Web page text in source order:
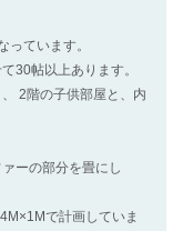
っています。
30帖以上あります。
2階の子供部屋と、内
ーの部分を畳にし
で計画していま